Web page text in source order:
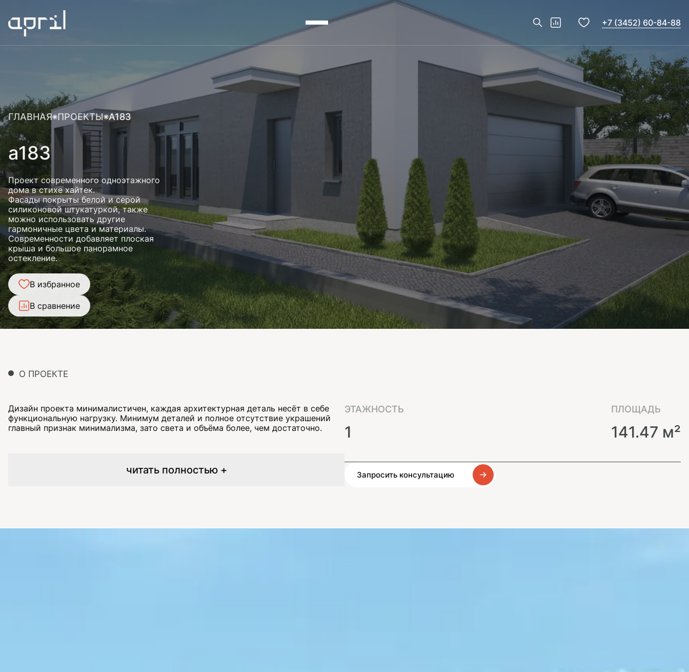
+7 (3452) 60-84-88
ГЛАВНАЯ ПРОЕКТЫ A183
a183
Проект современного одноэтажного
дома в стихе хайтек.
Фасады покрыты белой и серой
силиконовой штукатуркой, также
можно использовать другие
гармоничные цвета и материалы.
Современности добавляет плоская
крыша и большое панорамное
остекление.
В избранное
В сравнение
О ПРОЕКТЕ
Дизайн проекта минималистичен, каждая архитектурная деталь несёт в себе
функциональную нагрузку. Минимум деталей и полное отсутствие украшений
главный признак минимализма, зато света и объёма более, чем достаточно.
читать полностью +
ЭТАЖНОСТЬ
1
ПЛОЩАДЬ
141.47 м²
Запросить консультацию